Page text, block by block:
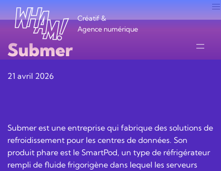
Créatif &
Agence numérique
Submer
21 avril 2026
Submer est une entreprise qui fabrique des solutions de
refroidissement pour les centres de données. Son
produit phare est le SmartPod, un type de réfrigérateur
rempli de fluide frigorigène dans lequel les serveurs